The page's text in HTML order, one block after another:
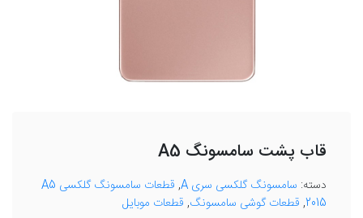
قاب پشت سامسونگ A5
دسته: سامسونگ گلکسی سری A ,
قطعات سامسونگ گلکسی A5
2015
, قطعات گوشی سامسونگ, قطعات موبایل